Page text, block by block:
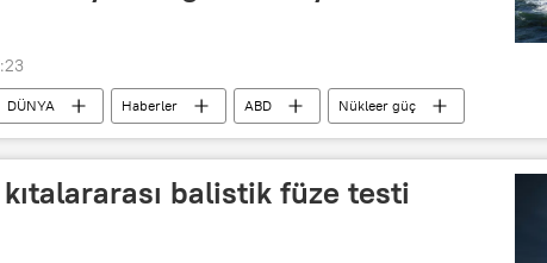
DÜNYA Haberler ABD
Nükleer güç
Nükleer bomba Nükleer silah
Nükleer deneme
balistik füze testi